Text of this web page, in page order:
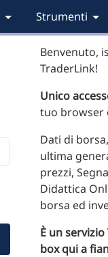
Strumenti
Benvenuto,
TraderLink!
Unico
tuo browser
Dati di
ultima
prezzi,
Didattica
borsa ed
È un
box qui a